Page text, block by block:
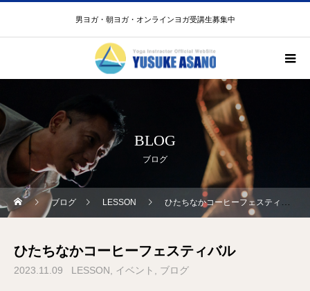
男ヨガ・朝ヨガ・オンラインヨガ受講生募集中
BLOG
ブログ
ブログ LESSON ひたちなかコーヒーフェスティバル
ひたちなかコーヒーフェスティバル
2023.11.09 LESSON イベント ブログ